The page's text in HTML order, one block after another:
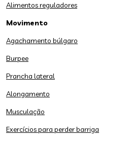
Alimentos reguladores
Movimento
Agachamento búlgaro
Burpee
Prancha lateral
Alongamento
Musculação
Exercícios para perder barriga